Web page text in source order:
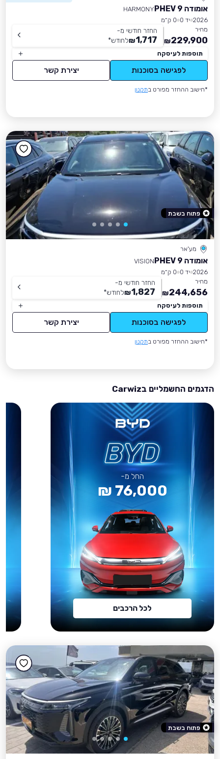
אומודה 9 PHEV
HARMONY
2026 יד 0
0 ק״מ
מחיר
229,900
₪
החזר חודשי מ-
1,717
₪לחודש*
תוספות לעיסקה
לפגישה בסוכנות יצירת קשר
*חישוב ההחזר מפורט בתקנון
מע'אר
אומודה 9 PHEV
VISION
2026 יד 0
0 ק״מ
מחיר
244,656
₪
החזר חודשי מ-
1,827
₪לחודש*
תוספות לעיסקה
לפגישה בסוכנות יצירת קשר
*חישוב ההחזר מפורט בתקנון
פתוח בשבת
הדגמים החשמליים בCarwiz
החל מ-
76,000 ₪
לכל הרכבים
פתוח בשבת